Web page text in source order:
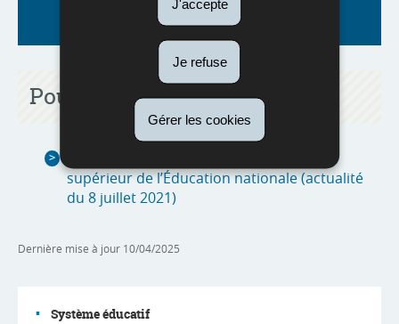
J'accepte
Je refuse
Gérer les cookies
Retour à la page initiale
Pour en savoir plus
supérieur de l’Éducation nationale (actualité
du 8 juillet 2021)
Dernière mise à jour 10/04/2025
Système éducatif